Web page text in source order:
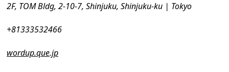
2F, TOM Bldg, 2-10-7, Shinjuku, Shinjuku-ku | Tokyo
+81333532466
wordup.que.jp